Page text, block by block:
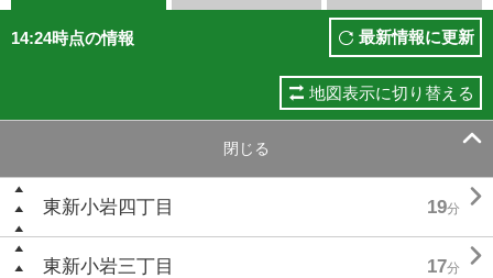
14:24時点の情報 最新情報に更新
地図表示に切り替える
閉じる 
東新小岩四丁目 19分 
東新小岩三丁目 17分 